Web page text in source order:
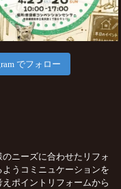
でフォロー
ニーズに合わせたリフォ
うコミニュケーションを
ポイントリフォームから